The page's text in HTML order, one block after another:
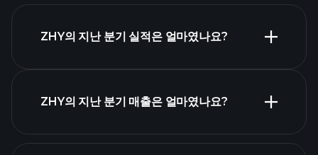
ZHY의 지난 분기 실적은 얼마였나요?
ZHY
ZHY의 지난 분기 매출은 얼마였나요?